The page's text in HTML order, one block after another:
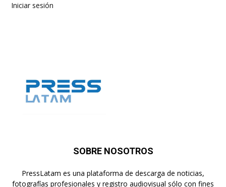
Iniciar sesión
SOBRE NOSOTROS
PressLatam es una plataforma de descarga de noticias,
fotografías profesionales y registro audiovisual sólo con fines